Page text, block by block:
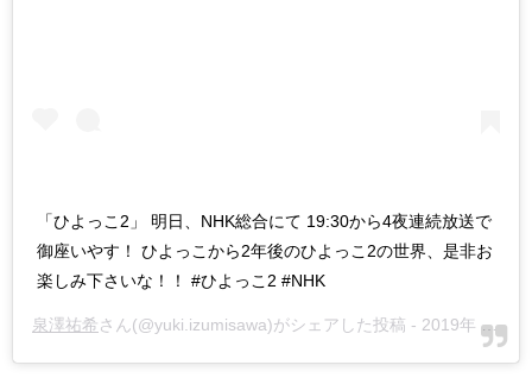
「ひよっこ2」 明日、NHK総合にて 19:30から4夜連続放送で
御座いやす！ ひよっこから2年後のひよっこ2の世界、是非お
楽しみ下さいな！！ #ひよっこ2 #NHK
泉澤祐希さん(@yuki.izumisawa)がシェアした投稿 - 2019年 3月月24日午前3時28分PDT